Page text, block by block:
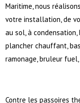
Maritime, nous
votre installation, de
au sol, à
plancher chauffant,
ramonage, bruleur
Contre les passoires